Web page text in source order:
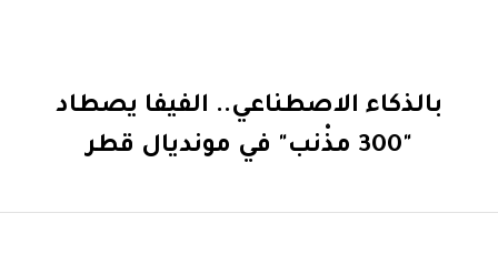
بالذكاء الاصطناعي.. الفيفا يصطاد
"300 مذْنب" في مونديال قطر